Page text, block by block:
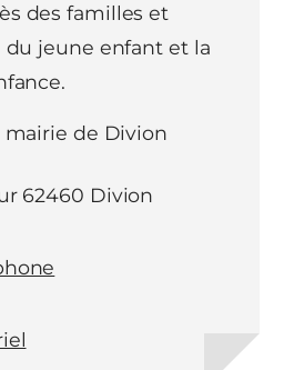
des familles et
du jeune enfant et la
mairie de Divion
62460 Divion